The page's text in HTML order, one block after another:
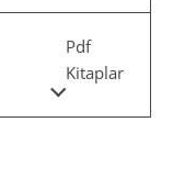
Pdf
Kitaplar